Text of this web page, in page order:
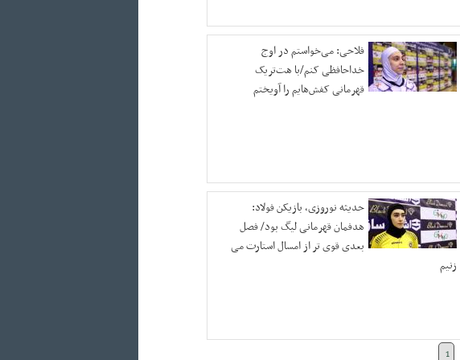
فلاحی: می‌خواستم در اوج
خداحافظی کنم/با هت‌تریک
قهرمانی کفش‌هایم را آویختم
حدیثه نوروزی، بازیکن فولاد:
هدفمان قهرمانی لیگ بود/ فصل
بعدی قوی تر از امسال استارت می
زنیم
1